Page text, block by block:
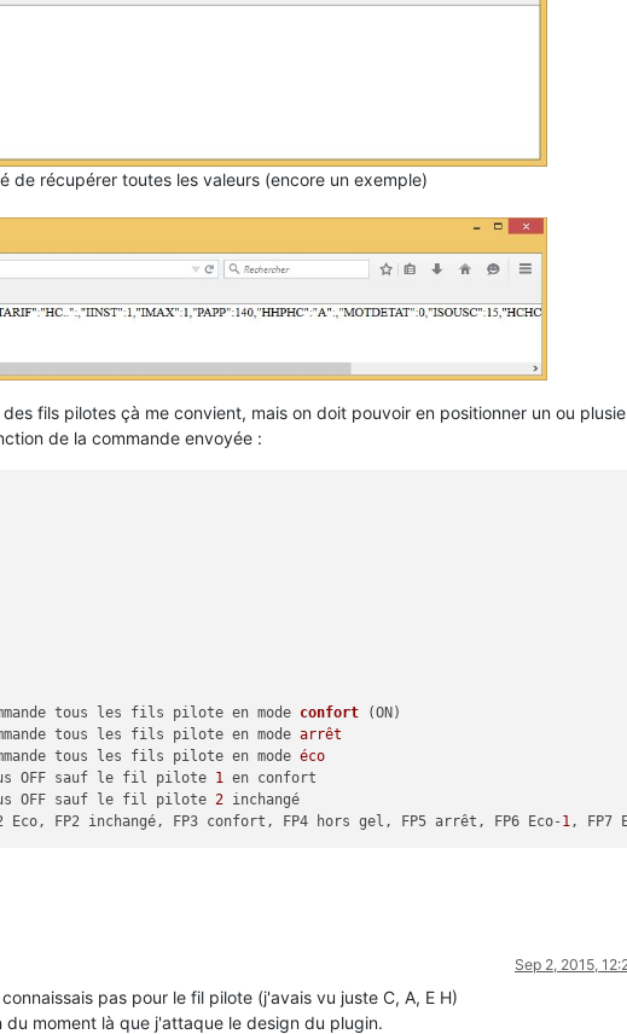
de récupérer toutes les valeurs (encore un exemple)
fils pilotes çà me convient, mais on doit pouvoir en positionner un ou
de la commande envoyée :
tous les fils pilote en mode confort
(ON)
=>	Commande tous les fils pilote en mode
arrêt
tous les fils pilote en mode éco
OFF sauf le fil pilote 1 en confort
=>	Tous OFF sauf le fil pilote
2 inchangé
=>	FP2 Eco, FP2 inchangé, FP3 confort, FP4 hors gel, FP5 arrêt, FP6 Eco-
1, FP7
Sep 2, 2015,
pas pour le fil pilote (j'avais vu juste C, A, E H)
moment là que j'attaque le design du plugin.